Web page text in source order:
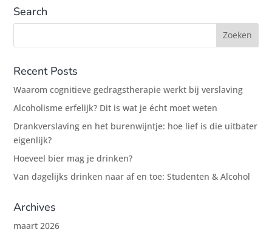
Search
Recent Posts
Waarom cognitieve gedragstherapie werkt bij verslaving
Alcoholisme erfelijk? Dit is wat je écht moet weten
Drankverslaving en het burenwijntje: hoe lief is die uitbater
eigenlijk?
Hoeveel bier mag je drinken?
Van dagelijks drinken naar af en toe: Studenten & Alcohol
Archives
maart 2026